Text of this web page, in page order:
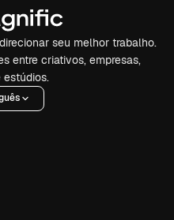
seu melhor trabalho.
entre criativos, empresas,
estúdios.